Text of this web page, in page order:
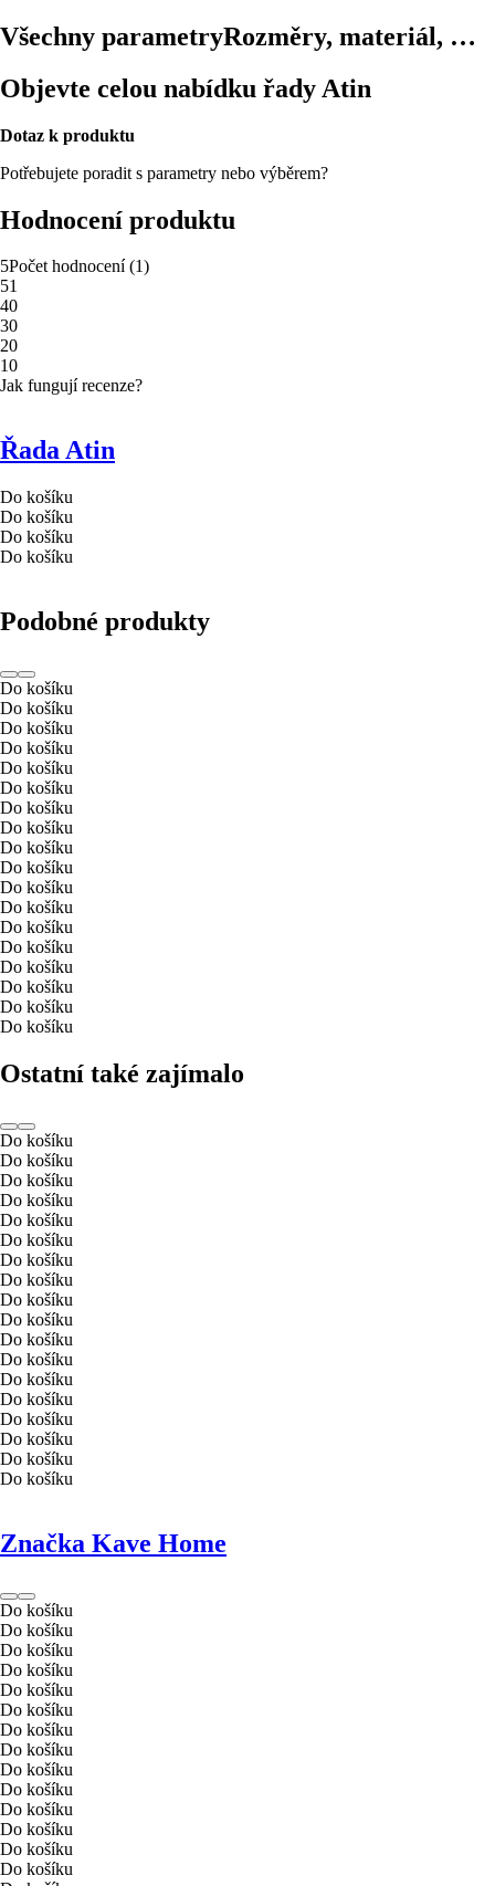
Všechny parametryRozměry, materiál, …
Objevte celou nabídku řady Atin
Dotaz k produktu
Potřebujete poradit s parametry nebo výběrem?
Hodnocení produktu
5Počet hodnocení(1)
51
40
30
20
10
Jak fungují recenze?
Řada Atin
Do košíku
Do košíku
Do košíku
Do košíku
Podobné produkty
Do košíku
Do košíku
Do košíku
Do košíku
Do košíku
Do košíku
Do košíku
Do košíku
Do košíku
Do košíku
Do košíku
Do košíku
Do košíku
Do košíku
Do košíku
Do košíku
Do košíku
Do košíku
Ostatní také zajímalo
Do košíku
Do košíku
Do košíku
Do košíku
Do košíku
Do košíku
Do košíku
Do košíku
Do košíku
Do košíku
Do košíku
Do košíku
Do košíku
Do košíku
Do košíku
Do košíku
Do košíku
Do košíku
Značka Kave Home
Do košíku
Do košíku
Do košíku
Do košíku
Do košíku
Do košíku
Do košíku
Do košíku
Do košíku
Do košíku
Do košíku
Do košíku
Do košíku
Do košíku